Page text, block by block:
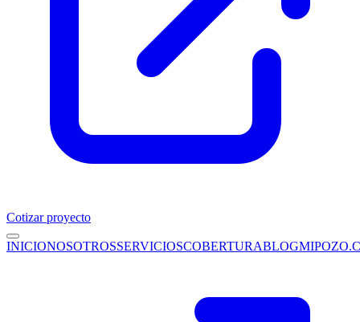
Cotizar proyecto
INICIONOSOTROSSERVICIOSCOBERTURABLOG